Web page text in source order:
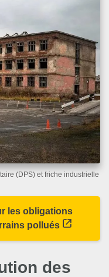
(DPS) et friche industrielle
les obligations
pollués
des